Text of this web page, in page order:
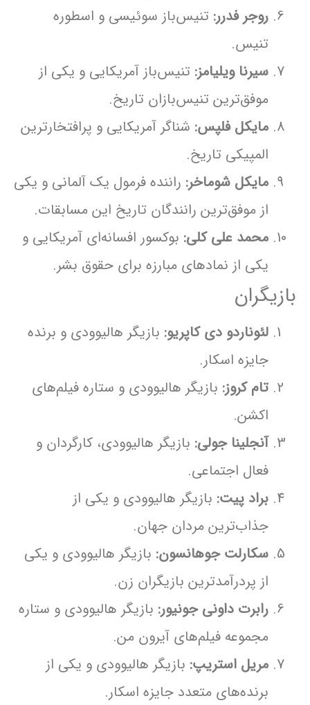
روجر فدرر: تنیس‌باز سوئیسی و اسطوره
تنیس.
سیرنا ویلیامز: تنیس‌باز آمریکایی و یکی از
موفق‌ترین تنیس‌بازان تاریخ.
مایکل فلپس: شناگر آمریکایی و پرافتخارترین
المپیکی تاریخ.
مایکل شوماخر: راننده فرمول یک آلمانی و یکی
از موفق‌ترین رانندگان تاریخ این مسابقات.
محمد علی کلی: بوکسور افسانه‌ای آمریکایی و
یکی از نمادهای مبارزه برای حقوق بشر.
بازیگران
لئوناردو دی کاپریو: بازیگر هالیوودی و برنده
جایزه اسکار.
تام کروز: بازیگر هالیوودی و ستاره فیلم‌های
اکشن.
آنجلینا جولی: بازیگر هالیوودی، کارگردان و
فعال اجتماعی.
براد پیت: بازیگر هالیوودی و یکی از
جذاب‌ترین مردان جهان.
سکارلت جوهانسون: بازیگر هالیوودی و یکی
از پردرآمدترین بازیگران زن.
رابرت داونی جونیور: بازیگر هالیوودی و ستاره
مجموعه فیلم‌های آیرون من.
مریل استریپ: بازیگر هالیوودی و یکی از
برنده‌های متعدد جایزه اسکار.